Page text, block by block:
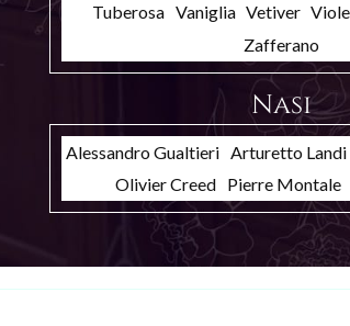
Tuberosa Vaniglia Vetiver
Zafferano
Nasi
Alessandro Gualtieri Arturetto Landi
Olivier Creed Pierre Montale